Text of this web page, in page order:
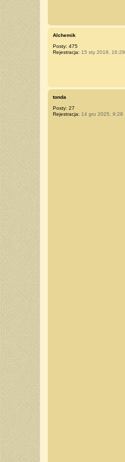
Alchemik
Posty: 475
Rejestracja: 15 sty 2019, 16:29
tonda
Posty: 27
Rejestracja: 14 gru 2025, 9:29